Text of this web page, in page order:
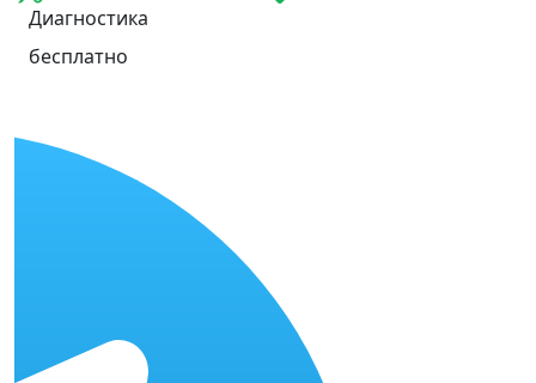
Диагностика
бесплатно